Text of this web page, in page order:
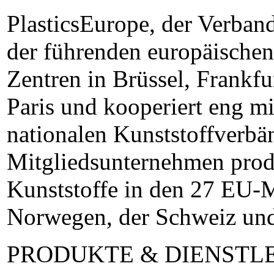
PlasticsEurope, der
der führenden
Zentren in Brüssel,
Paris und kooperiert eng
nationalen
Mitgliedsunternehmen
Kunststoffe in den 27 EU-
Norwegen, der Schweiz
PRODUKTE &